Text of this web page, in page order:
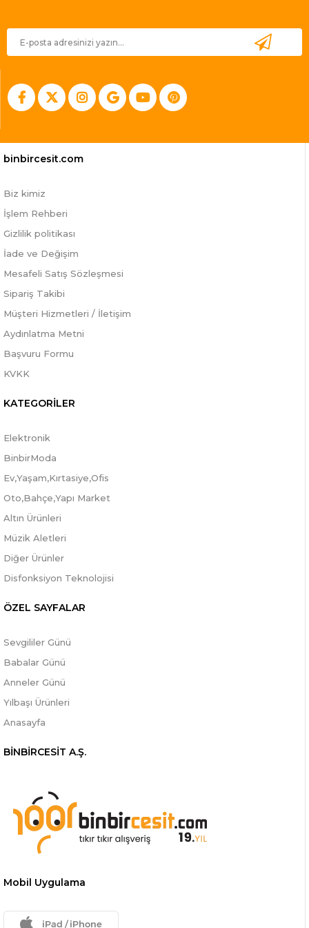
binbircesit.com
Biz kimiz
İşlem Rehberi
Gizlilik politikası
İade ve Değişim
Mesafeli Satış Sözleşmesi
Sipariş Takibi
Müşteri Hizmetleri / İletişim
Aydınlatma Metni
Başvuru Formu
KVKK
KATEGORİLER
Elektronik
BinbirModa
Ev,Yaşam,Kırtasiye,Ofis
Oto,Bahçe,Yapı Market
Altın Ürünleri
Müzik Aletleri
Diğer Ürünler
Disfonksiyon Teknolojisi
ÖZEL SAYFALAR
Sevgililer Günü
Babalar Günü
Anneler Günü
Yılbaşı Ürünleri
Anasayfa
BİNBİRCESİT A.Ş.
Mobil Uygulama